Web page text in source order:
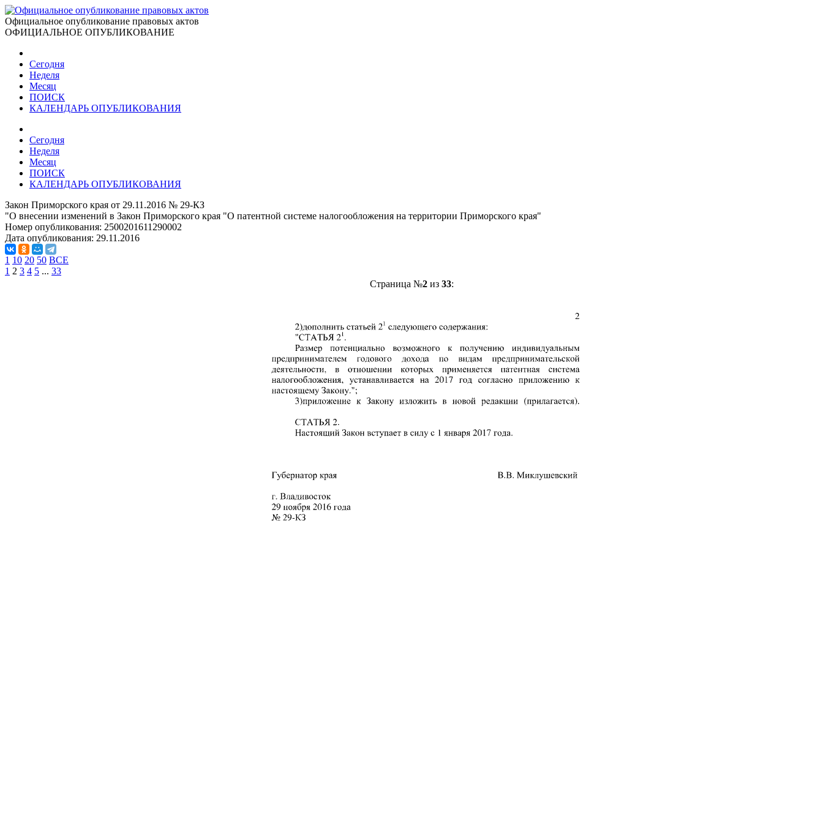
Официальное опубликование правовых актов
ОФИЦИАЛЬНОЕ ОПУБЛИКОВАНИЕ
Сегодня
Неделя
Месяц
ПОИСК
КАЛЕНДАРЬ ОПУБЛИКОВАНИЯ
Сегодня
Неделя
Месяц
ПОИСК
КАЛЕНДАРЬ ОПУБЛИКОВАНИЯ
Закон Приморского края от 29.11.2016 № 29-КЗ
"О внесении изменений в Закон Приморского края "О патентной системе налогообложения на территории Приморского края"
Номер опубликования: 2500201611290002
Дата опубликования: 29.11.2016
1 10 20 50 ВСЕ
1 2 3 4 5 ... 33
Страница №2из 33: